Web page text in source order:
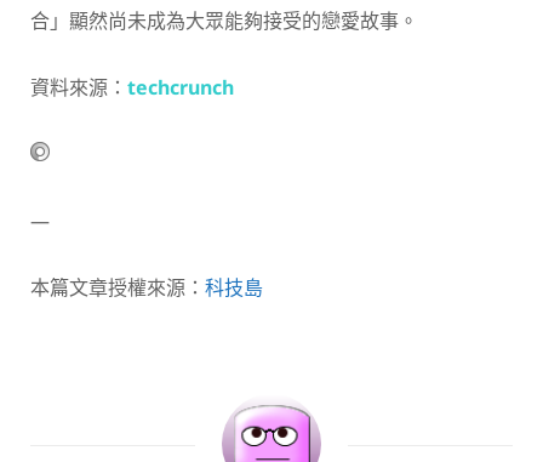
合」顯然尚未成為大眾能夠接受的戀愛故事。
資料來源： techcrunch
—
本篇文章授權來源： 科技島